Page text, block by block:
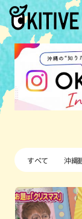
すべて 沖縄